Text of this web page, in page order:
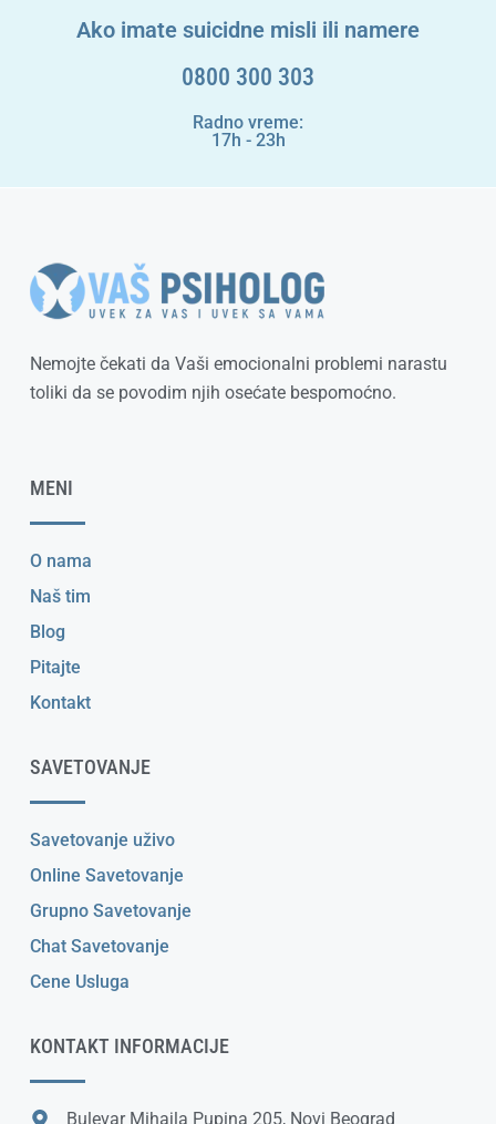
Ako imate suicidne misli ili namere
0800 300 303
Radno vreme:
17h - 23h
Nemojte čekati da Vaši emocionalni problemi narastu
toliki da se povodim njih osećate bespomoćno.
MENI
O nama
Naš tim
Blog
Pitajte
Kontakt
SAVETOVANJE
Savetovanje uživo
Online Savetovanje
Grupno Savetovanje
Chat Savetovanje
Cene Usluga
KONTAKT INFORMACIJE
Bulevar Mihajla Pupina 205, Novi Beograd